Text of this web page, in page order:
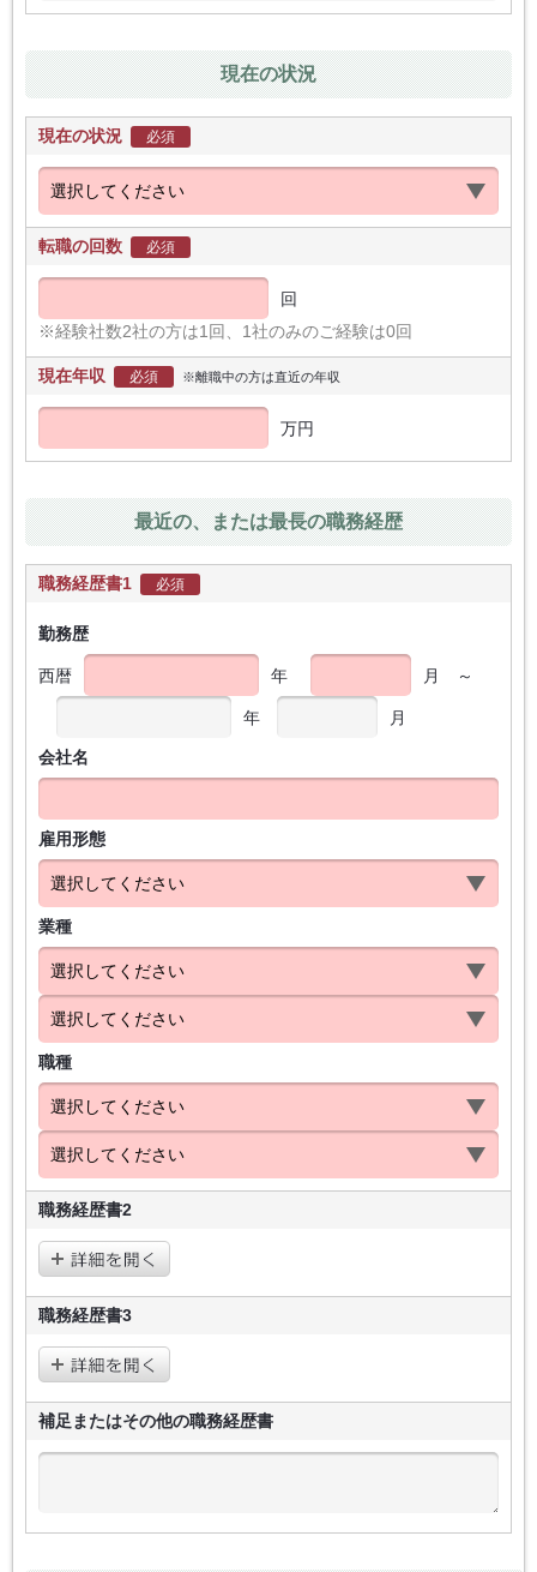
現在の状況
現在の状況 必須
転職の回数 必須
回
※経験社数2社の方は1回、1社のみのご経験は0回
現在年収 必須 ※離職中の方は直近の年収
万円
最近の、または最長の職務経歴
職務経歴書1 必須
勤務歴
西暦 年 月 ～
年 月
会社名
雇用形態
業種
職種
職務経歴書2
職務経歴書3
補足またはその他の職務経歴書